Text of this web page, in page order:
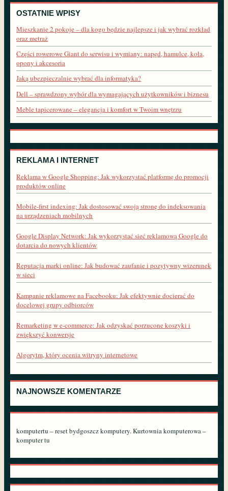
OSTATNIE WPISY
Mieszkanie 2 pokoje – dla kogo będzie najlepsze i jak wybrać rozkład
oraz metraż
Części rowerowe Giant do serwisu i wymiany: napęd, hamulce, koła,
opony i akcesoria
Jaką ubezpieczalnie wybrać dla informatyka?
Dell – sprawdzony wybór dla wymagających użytkowników i biznesu
Meble tapicerowane – elegancja i komfort w Twoim wnętrzu
REKLAMA I INTERNET
Reklama w Google Shopping: Jak wykorzystać platformę do promocji
produktów online
Mobile-first indexing: Jak dostosować swoją stronę do indeksowania
na urządzeniach mobilnych
Google Display Network: Jak wykorzystać sieć reklamową Google do
dotarcia do nowych klientów
Reputacja marki online: Jak budować zaufanie i pozytywny wizerunek
w sieci
Kampanie reklamowe na Facebooku: Jak efektywnie docierać do
docelowej grupy odbiorców
Remarketing w e-commerce: Jak odzyskać porzucone koszyki i
zwiększyć konwersje
Algorytm, który ocenia witryny internetowe
NAJNOWSZE KOMENTARZE
komputertu – reset bydgoszcz komputery. Kurtownia komputerowa –
komputer tu